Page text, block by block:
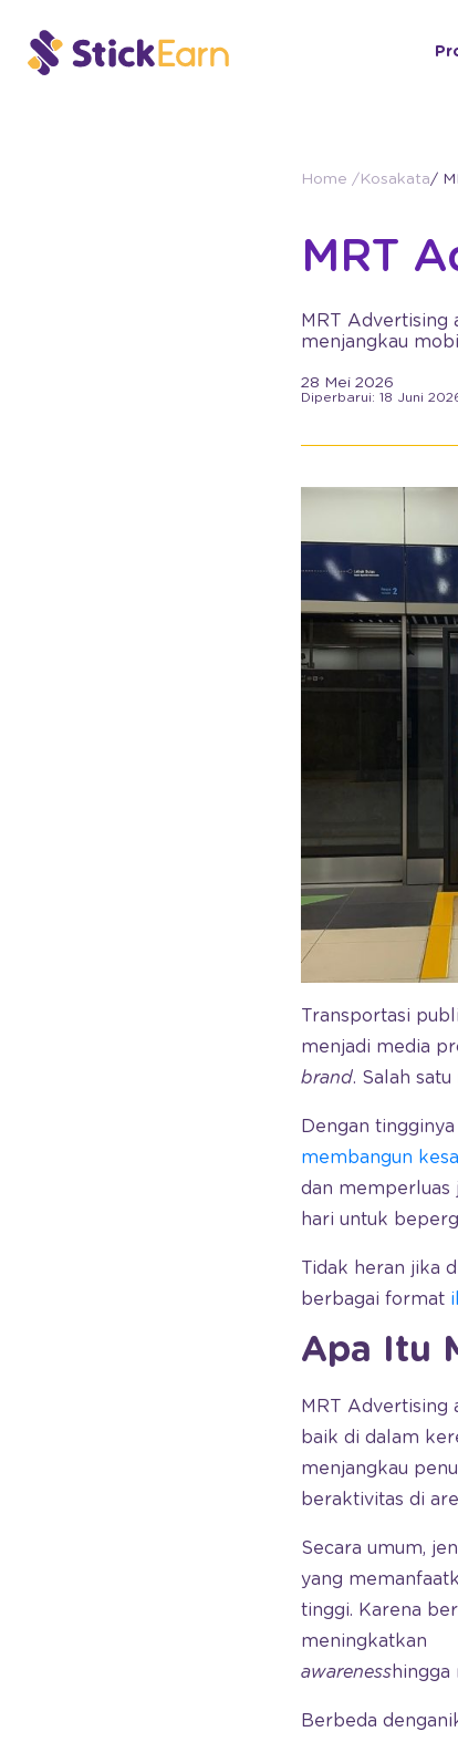
Home / Kosakata/
MRT
MRT Advertising
menjangkau
28 Mei 2026
Diperbarui: 18 Juni
Transportasi
menjadi media
brand. Salah
Dengan
membangun
dan memperluas
hari untuk
Tidak heran jika
berbagai format
Apa Itu
MRT Advertising
baik di dalam
menjangkau
beraktivitas di
Secara umum,
yang
tinggi. Karena
meningkatkan
awarenesshingga
Berbeda dengan